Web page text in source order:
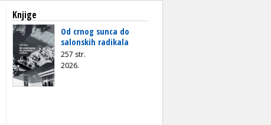
Knjige
Od crnog sunca do
salonskih radikala
257 str.
2026.